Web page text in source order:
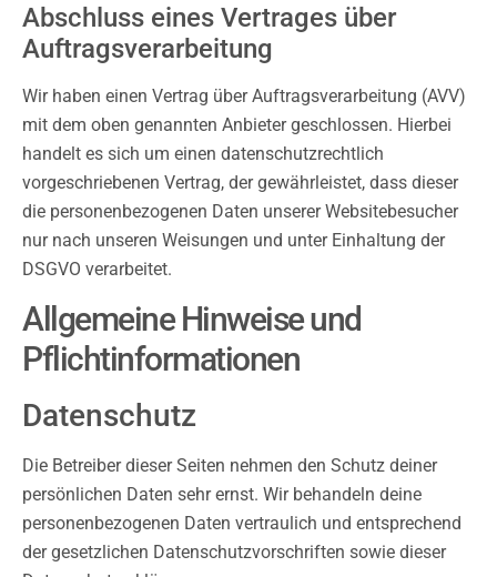
Abschluss eines Vertrages über
Auftragsverarbeitung
Wir haben einen Vertrag über Auftragsverarbeitung (AVV)
mit dem oben genannten Anbieter geschlossen. Hierbei
handelt es sich um einen datenschutzrechtlich
vorgeschriebenen Vertrag, der gewährleistet, dass dieser
die personenbezogenen Daten unserer Websitebesucher
nur nach unseren Weisungen und unter Einhaltung der
DSGVO verarbeitet.
Allgemeine Hinweise und
Pflichtinformationen
Datenschutz
Die Betreiber dieser Seiten nehmen den Schutz deiner
persönlichen Daten sehr ernst. Wir behandeln deine
personenbezogenen Daten vertraulich und entsprechend
der gesetzlichen Datenschutzvorschriften sowie dieser